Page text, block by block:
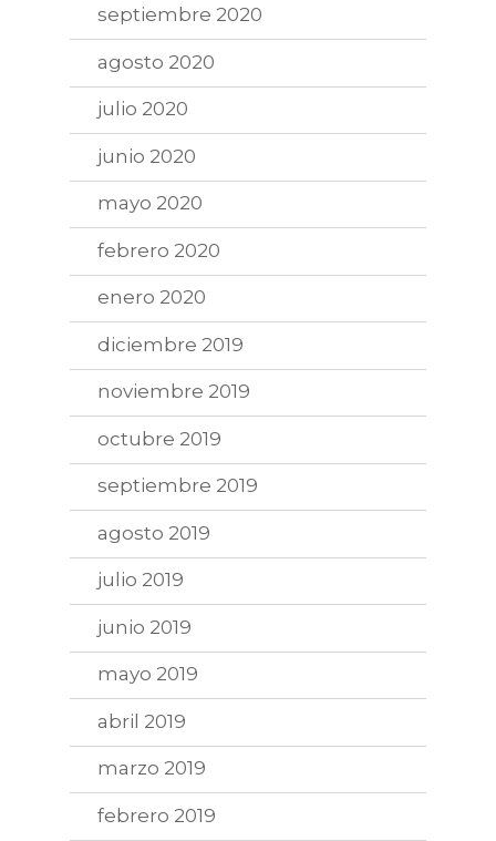
septiembre 2020
agosto 2020
julio 2020
junio 2020
mayo 2020
febrero 2020
enero 2020
diciembre 2019
noviembre 2019
octubre 2019
septiembre 2019
agosto 2019
julio 2019
junio 2019
mayo 2019
abril 2019
marzo 2019
febrero 2019